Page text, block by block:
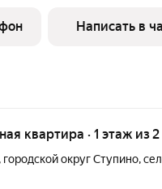
Санузел раздельный.
Написать в
квартира · 1 этаж из 2
, городской округ Ступино,